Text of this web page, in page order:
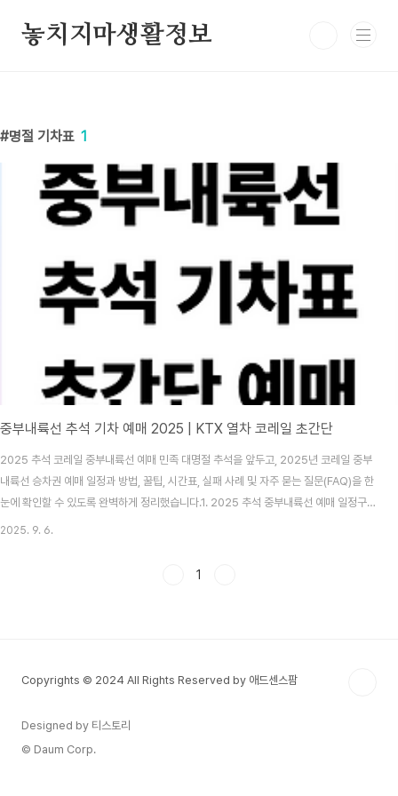
놓치지마생활정보
명절 기차표 1
중부내륙선 추석 기차 예매 2025 | KTX 열차 코레일 초간단
2025 추석 코레일 중부내륙선 예매 민족 대명절 추석을 앞두고, 2025년 코레일 중부
내륙선 승차권 예매 일정과 방법, 꿀팁, 시간표, 실패 사례 및 자주 묻는 질문(FAQ)을 한
눈에 확인할 수 있도록 완벽하게 정리했습니다.1. 2025 추석 중부내륙선 예매 일정구분
예매 대상예매 날짜 및 시간예매 방법교통약자 우선 예매65세 이상, 장애인, 국가유공
2025. 9. 6.
1
Copyrights © 2024 All Rights Reserved by 애드센스팜
Designed by 티스토리
© Daum Corp.